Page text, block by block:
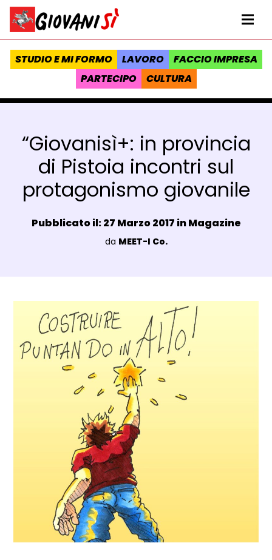
Vai al contenuto
Homepage Giovanisì - Progetto della Regione Toscana
STUDIO E MI FORMO LAVORO
FACCIO IMPRESA
PARTECIPO
CULTURA
“Giovanisì+: in provincia
di Pistoia incontri sul
protagonismo giovanile
Data e ora:
Pubblicato il: 27 Marzo 2017 inMagazine
Luogo:
da MEET-I Co.
Dettagli Post Magazine